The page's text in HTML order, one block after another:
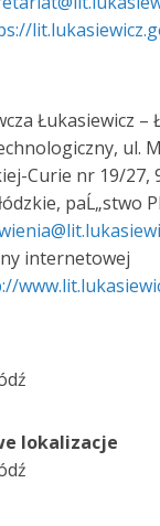
Łukasiewicz –
ul.
Curie nr 19/27,
paĹ„stwo
internetowej
lokalizacje